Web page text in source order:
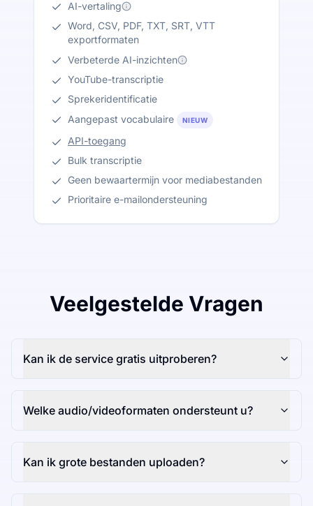
AI-vertaling
Word, CSV, PDF, TXT, SRT, VTT
exportformaten
Verbeterde AI-inzichten
YouTube-transcriptie
Sprekeridentificatie
Aangepast vocabulaire
NIEUW
API-toegang
Bulk transcriptie
Geen bewaartermijn voor mediabestanden
Prioritaire e-mailondersteuning
Veelgestelde Vragen
Kan ik de service gratis uitproberen?
Welke audio/videoformaten ondersteunt u?
Kan ik grote bestanden uploaden?